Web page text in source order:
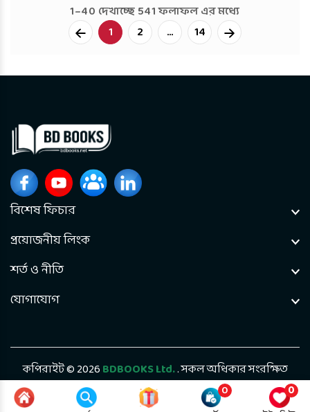
0 0
1–40 দেখাচ্ছে 541 ফলাফল এর মধ্যে
1
2 ... 14 Next
বিশেষ ফিচার
প্রয়োজনীয় লিংক
শর্ত ও নীতি
যোগাযোগ
কপিরাইট © 2026BDBOOKS Ltd.. সকল অধিকার সংরক্ষিত
ডেভেলপড বাইBintel Future Tech